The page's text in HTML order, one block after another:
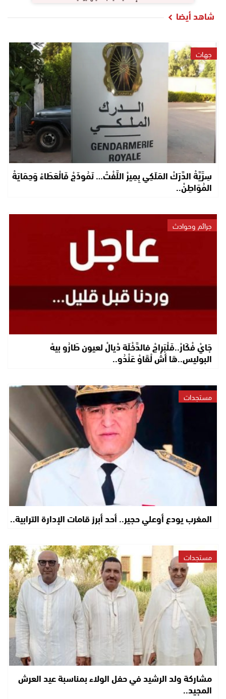
شاهد أيضا
جهات
سِرِّيَّةْ الدَّرَكْ المَلَكِي بِمِيرْ اللِّفْتْ… نَمُوذَجْ فَالْعَطَاءْ وَحِمَايَةْ
المُوَاطِنْ..
جرائم وحوادث
جَايْ فْكَارْ..فَلْبَراجْ فالدَّخْلَة دْيالْ لعيون طَارُو بيهْ
البوليس..هَا أشْ لْقَاوْ عَنْدُو..
مستجدات
المغرب يودع أوعلي حجير.. أحد أبرز قامات الإدارة الترابية..
مستجدات
مشاركة ولد الرشيد في حفل الولاء بمناسبة عيد العرش
المجيد..